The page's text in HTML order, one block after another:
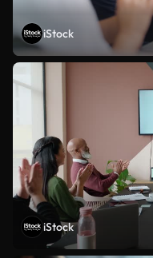
iStock
iStock